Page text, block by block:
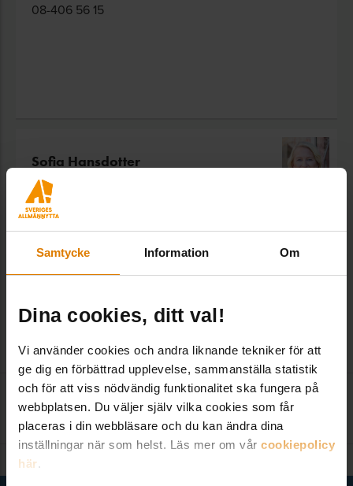
Samtycke Information Om
Dina cookies, ditt val!
Vi använder cookies och andra liknande tekniker för att
ge dig en förbättrad upplevelse, sammanställa statistik
och för att viss nödvändig funktionalitet ska fungera på
webbplatsen. Du väljer själv vilka cookies som får
placeras i din webbläsare och du kan ändra dina
inställningar när som helst. Läs mer om vår cookiepolicy
här.
08-406 56 15
Sofia Hansdotter
Expert Fastighetsutveckling & Nyproduktion,
Fastighet & Hållbarhet
sofia.hansdotter@sverigesallmannytta.se
08-406 55 21
Kontakta redaktionen
kom@sverigesallmannytta.se